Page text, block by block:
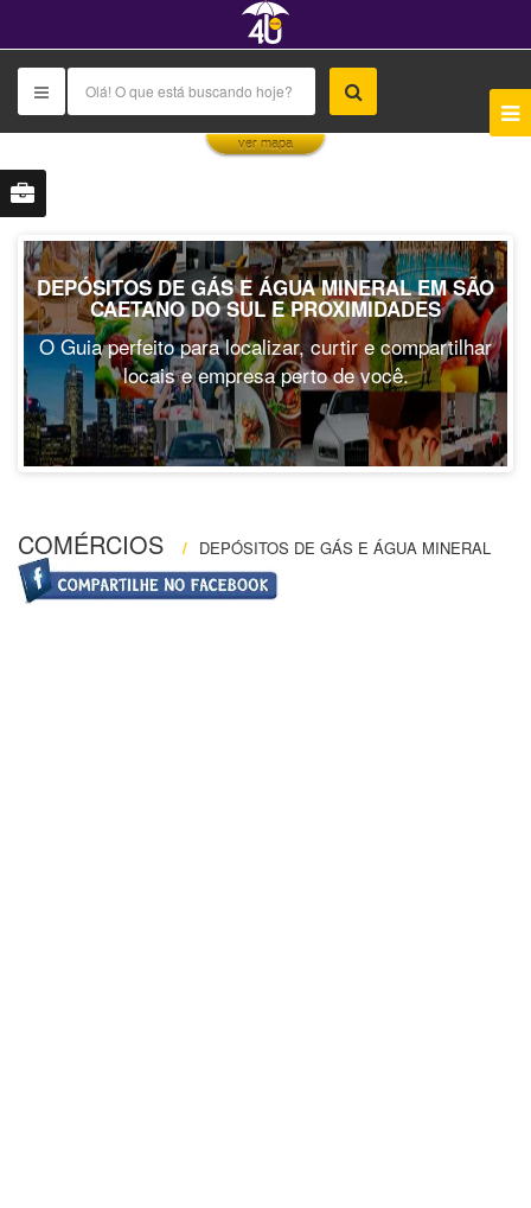
ver mapa
DEPÓSITOS DE GÁS E ÁGUA MINERAL EM SÃO
CAETANO DO SUL E PROXIMIDADES
O Guia perfeito para localizar, curtir e compartilhar
locais e empresa perto de você.
COMÉRCIOS / DEPÓSITOS DE GÁS E ÁGUA MINERAL